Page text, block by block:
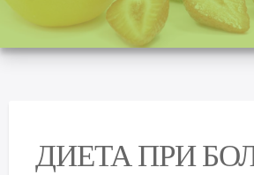
ДИЕТА ПРИ